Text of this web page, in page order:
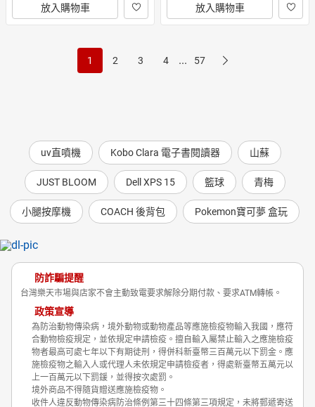
放入購物車 放入購物車
1 2 3 4 ... 57
uv直噴機 Kobo Clara 電子書閱讀器 山蘇
JUST BLOOM Dell XPS 15 籃球 青梅
小腿按摩機 COACH 後背包 Pokemon寶可夢 盒玩
防詐騙提醒
台灣樂天市場與店家不會主動致電要求解除分期付款、要求ATM轉帳。
政策宣導
為防治動物傳染病，境外動物或動物產品等應施檢疫物輸入我國，應符
合動物檢疫規定，並依規定申請檢疫。擅自輸入屬禁止輸入之應施檢疫
物者最高可處七年以下有期徒刑，得併科新臺幣三百萬元以下罰金。應
施檢疫物之輸入人或代理人未依規定申請檢疫者，得處新臺幣五萬元以
上一百萬元以下罰鍰，並得按次處罰。
境外商品不得隨貨贈送應施檢疫物。
收件人違反動物傳染病防治條例第三十四條第三項規定，未將郵遞寄送